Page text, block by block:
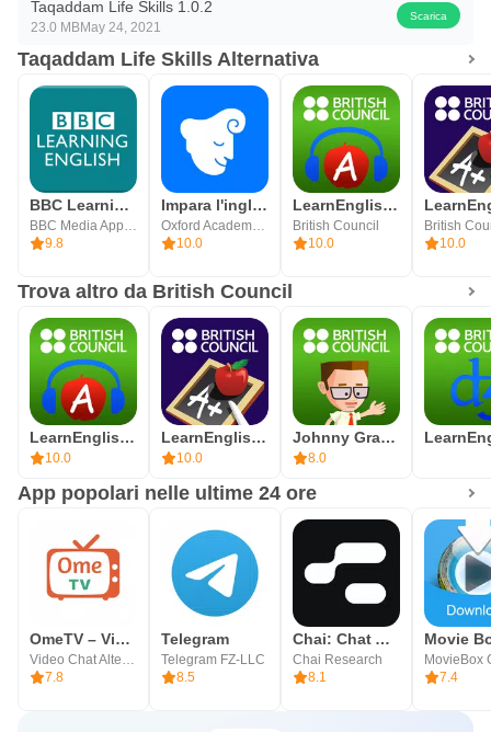
Taqaddam Life Skills 1.0.2
23.0 MBMay 24, 2021
Scarica
Taqaddam Life Skills Alternativa
BBC Learning English
BBC Media App Technologies
9.8
Impara l'inglese - iStoria
Oxford Academy Of Languages, Inc
10.0
LearnEnglish Podcasts
British Council
10.0
British
10.0
Trova altro da British Council
LearnEnglish Podcasts
10.0
LearnEnglish Grammar
10.0
Johnny Grammar Word Challenge
8.0
App popolari nelle ultime 24 ore
OmeTV – Video Chat Alternativa
Video Chat Alternative
7.8
Telegram
Telegram FZ-LLC
8.5
Chai: Chat AI Platform
Chai Research
8.1
Movie
MovieBox
7.4